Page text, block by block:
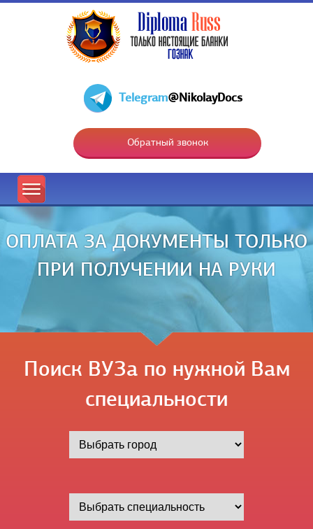
Telegram@NikolayDocs
Обратный звонок
ОПЛАТА ЗА ДОКУМЕНТЫ ТОЛЬКО
ПРИ ПОЛУЧЕНИИ НА РУКИ
Поиск ВУЗа по нужной Вам
специальности